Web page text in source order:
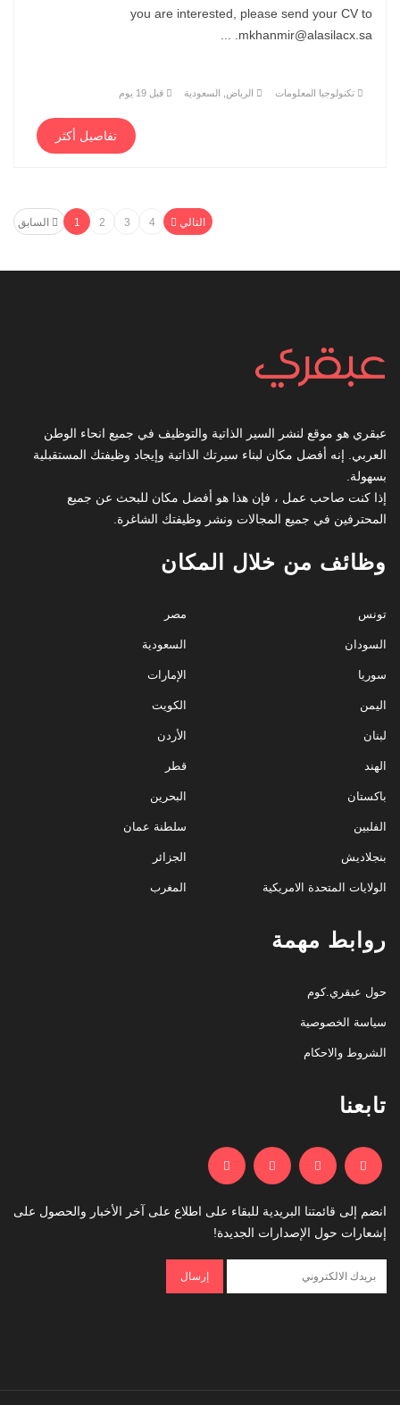
you are interested, please send your CV to
mkhanmir@alasilacx.sa. ...
تكنولوجيا المعلومات الرياض, السعودية قبل 19 يوم
تفاصيل أكثر
السابق 1 2 3 4 التالي
عبقري هو موقع لنشر السير الذاتية والتوظيف في جميع انحاء الوطن
العربي. إنه أفضل مكان لبناء سيرتك الذاتية وإيجاد وظيفتك المستقبلية
بسهولة.
إذا كنت صاحب عمل ، فإن هذا هو أفضل مكان للبحث عن جميع
المحترفين في جميع المجالات ونشر وظيفتك الشاغرة.
وظائف من خلال المكان
مصر
السعودية
الإمارات
الكويت
الأردن
قطر
البحرين
سلطنة عمان
الجزائر
المغرب
تونس
السودان
سوريا
اليمن
لبنان
الهند
باكستان
الفلبين
بنجلاديش
الولايات المتحدة الامريكية
روابط مهمة
حول عبقري.كوم
سياسة الخصوصية
الشروط والاحكام
تابعنا
انضم إلى قائمتنا البريدية للبقاء على اطلاع على آخر الأخبار والحصول على
إشعارات حول الإصدارات الجديدة!